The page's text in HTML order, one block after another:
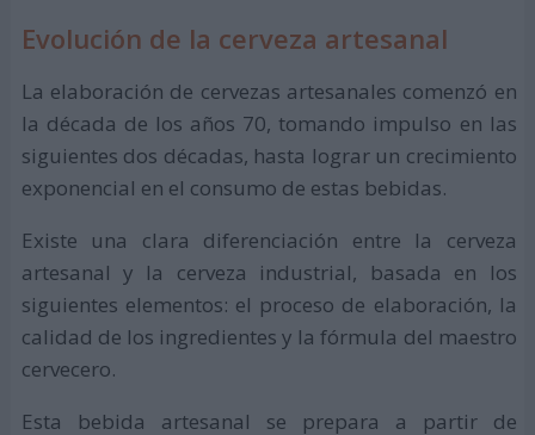
Evolución de la cerveza artesanal
La elaboración de cervezas artesanales comenzó en
la década de los años 70, tomando impulso en las
siguientes dos décadas, hasta lograr un crecimiento
exponencial en el consumo de estas bebidas.
Existe una clara diferenciación entre la cerveza
artesanal y la cerveza industrial, basada en los
siguientes elementos: el proceso de elaboración, la
calidad de los ingredientes y la fórmula del maestro
cervecero.
Esta bebida artesanal se prepara a partir de